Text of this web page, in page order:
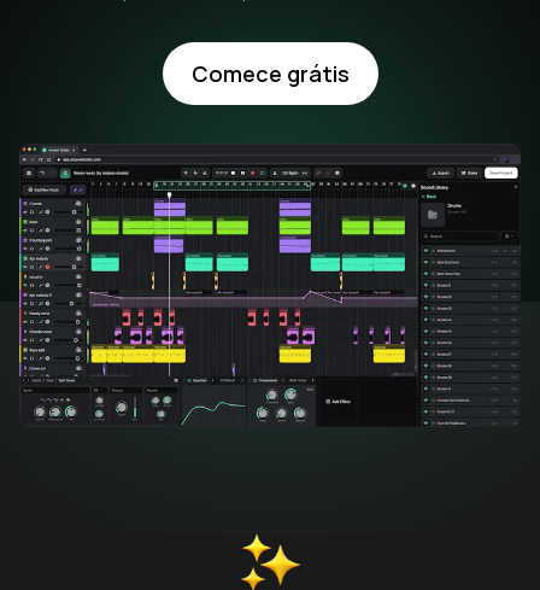
Comece grátis